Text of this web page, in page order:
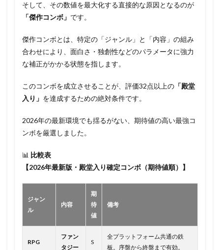
そして、その数値を最大化する直接的な原因となるのが
「傑作コンボ」 です。
傑作コンボとは、特定の「ジャンル」と「内容」の組み
合わせにより、面白さ・独創性などのパラメータに強力
な補正がかかる状態を指します。
このコンボを成立させることが、評価32点以上の 「殿堂
入り」 を達成するための絶対条件です。
2026年の最新環境でも揺るがない、期待値の高い最強コ
ンボを厳選しました。
📊 比較表
【2026年最新版・殿堂入り確定コンボ（期待値順）】
ジャン
ル
内容
期
待
値
備考
RPG
ファン
タジー
S
全プラットフォーム共通の鉄
板。序盤から終盤まで有効。